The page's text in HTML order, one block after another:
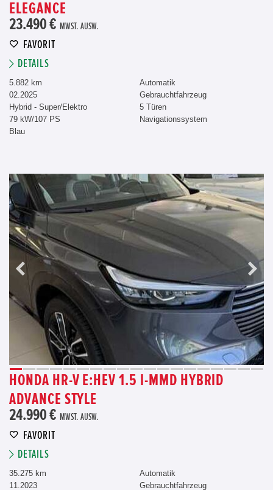
ELEGANCE
23.490 € MWST. AUSW.
FAVORIT
DETAILS
5.882 km
02.2025
Hybrid - Super/Elektro
79 kW/107 PS
Blau
Automatik
Gebrauchtfahrzeug
5 Türen
Navigationssystem
HONDA HR-V E:HEV 1.5 I-MMD HYBRID
ADVANCE STYLE
24.990 € MWST. AUSW.
FAVORIT
DETAILS
35.275 km
11.2023
Automatik
Gebrauchtfahrzeug